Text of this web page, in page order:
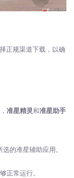
正规渠道下载，以确
准星精灵和准星助手
的准星辅助应用。
正常运行。